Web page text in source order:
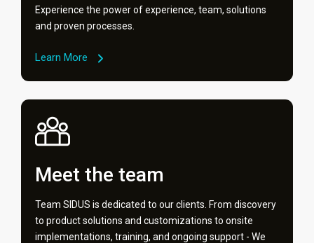
Experience the power of experience, team, solutions
and proven processes.
Learn More
Meet the team
Team SIDUS is dedicated to our clients. From discovery
to product solutions and customizations to onsite
implementations, training, and ongoing support - We